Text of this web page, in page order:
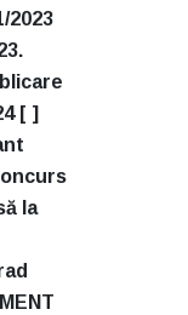
2023
[ ]
la